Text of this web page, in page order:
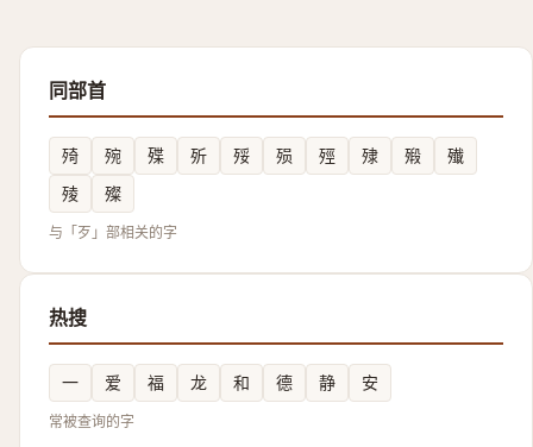
同部首
㱦 㱧 殜 歽 㱣 殒 殌 殔 㱭
殱
㱥
殩
与「歹」部相关的字
热搜
一 爱 福 龙 和 德 静 安
常被查询的字